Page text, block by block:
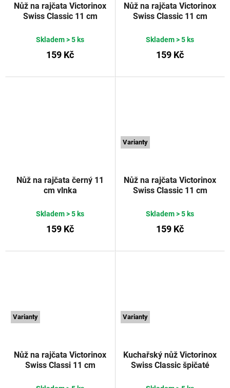
Nůž na rajčata Victorinox
Swiss Classic 11 cm
Skladem> 5 ks
159 Kč
Nůž na rajčata Victorinox
Swiss Classic 11 cm
Skladem> 5 ks
159 Kč
Nůž na rajčata černý 11
cm vlnka
Skladem> 5 ks
159 Kč
Varianty
Nůž na rajčata Victorinox
Swiss Classic 11 cm
Skladem> 5 ks
159 Kč
Varianty
Nůž na rajčata Victorinox
Swiss Classi 11 cm
Varianty
Kuchařský nůž Victorinox
Swiss Classic špičaté
VICTORINOX